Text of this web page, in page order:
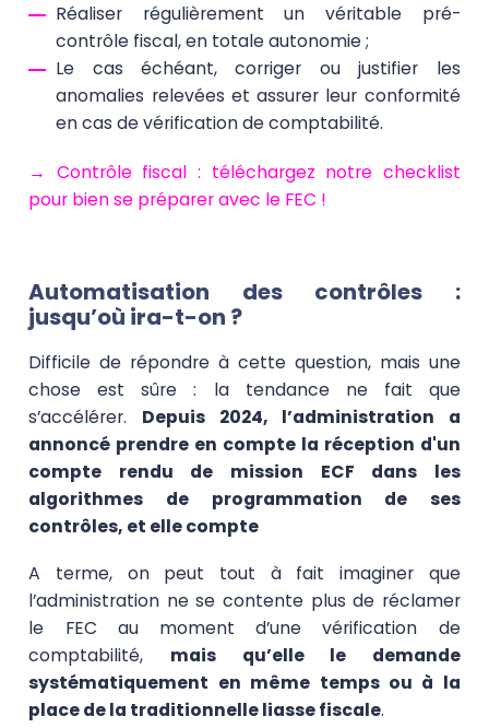
Réaliser régulièrement un véritable pré-
contrôle fiscal, en totale autonomie ;
Le cas échéant, corriger ou justifier les
anomalies relevées et assurer leur conformité
en cas de vérification de comptabilité.
→ Contrôle fiscal : téléchargez notre checklist
pour bien se préparer avec le FEC !
Automatisation des contrôles :
jusqu’où ira-t-on ?
Difficile de répondre à cette question, mais une
chose est sûre : la tendance ne fait que
s’accélérer.
Depuis 2024, l’administration a
annoncé prendre en compte la réception d'un
compte rendu de mission ECF dans les
algorithmes de programmation de ses
contrôles, et elle compte
A terme, on peut tout à fait imaginer que
l’administration ne se contente plus de réclamer
le FEC au moment d’une vérification de
comptabilité,
mais qu’elle le demande
systématiquement en même temps ou à la
place de la traditionnelle liasse fiscale.